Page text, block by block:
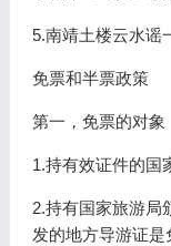
5.南靖土楼云水谣
免票和半票政策
第一，免票的对象
1.持有效证件的国
2.持有国家旅游局
发的地方导游证是